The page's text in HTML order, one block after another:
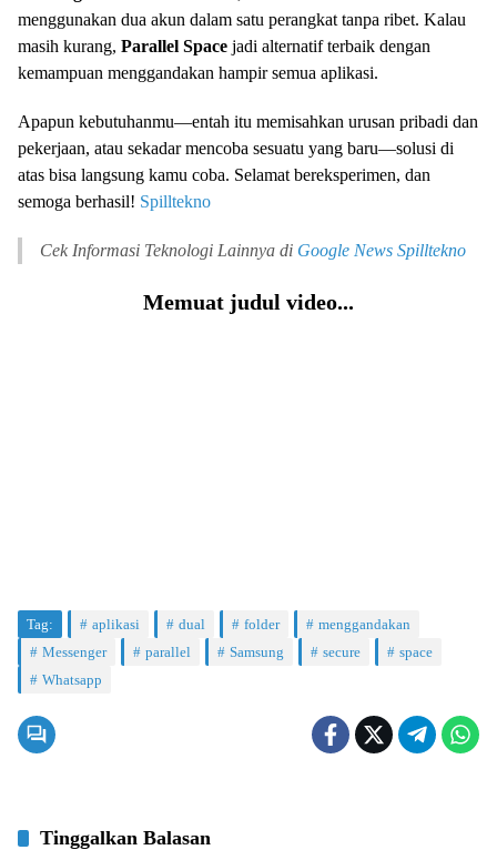
menggunakan dua akun dalam satu perangkat tanpa ribet. Kalau
masih kurang, Parallel Space jadi alternatif terbaik dengan
kemampuan menggandakan hampir semua aplikasi.
Apapun kebutuhanmu—entah itu memisahkan urusan pribadi dan
pekerjaan, atau sekadar mencoba sesuatu yang baru—solusi di
atas bisa langsung kamu coba. Selamat bereksperimen, dan
semoga berhasil! Spilltekno
Cek Informasi Teknologi Lainnya di Google News Spilltekno
Memuat judul video...
Tag: aplikasi dual folder
menggandakan
Messenger
parallel Samsung secure
space
Whatsapp
Tinggalkan Balasan